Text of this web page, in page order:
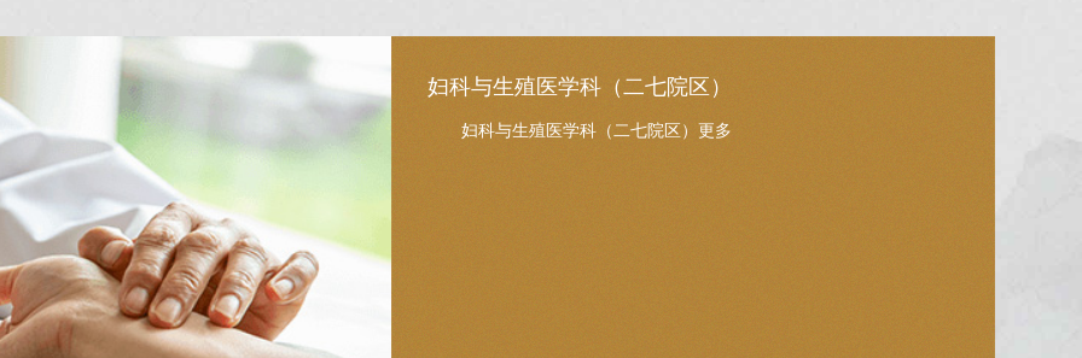
妇科与生殖医学科（二七院区）
妇科与生殖医学科（二七院区） 更多